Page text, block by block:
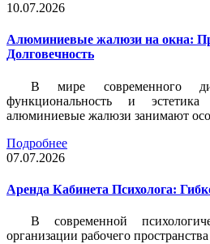
10.07.2026
Алюминиевые жалюзи на окна:
Долговечность
В мире современного
функциональность и
алюминиевые жалюзи занимают
Подробнее
07.07.2026
Аренда Кабинета Психолога:
В современной
организации рабочего